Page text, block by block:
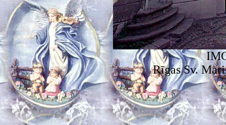
Rīgas Sv.